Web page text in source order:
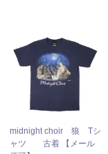
midnight choir 狼 Tシ
ャツ 古着 【メール